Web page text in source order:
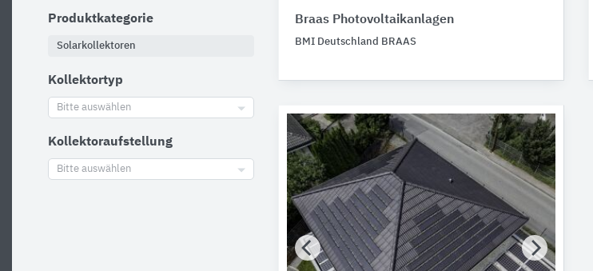
Produktkategorie
Solarkollektoren
Kollektortyp
Bitte auswählen
Kollektoraufstellung
Bitte auswählen
Braas Photovoltaikanlagen
BMI Deutschland BRAAS